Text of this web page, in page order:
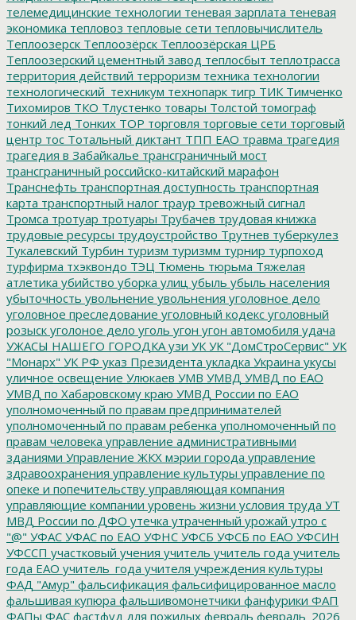
телемедицинские технологии теневая зарплата теневая
экономика тепловоз тепловые сети тепловычислитель
Теплоозерск Теплоозёрск Теплоозёрская ЦРБ
Теплоозерский цементный завод теплосбыт теплотрасса
территория действий терроризм техника технологии
технологический_техникум технопарк тигр ТИК Тимченко
Тихомиров ТКО Тлустенко товары Толстой томограф
тонкий лед Тонких ТОР торговля торговые сети торговый
центр тос Тотальный диктант ТПП ЕАО травма трагедия
трагедия в Забайкалье трансграничный мост
трансграничный российско-китайский марафон
Транснефть транспортная доступность транспортная
карта транспортный налог траур тревожный сигнал
Тромса тротуар тротуары Трубачев трудовая книжка
трудовые ресурсы трудоустройство Трутнев туберкулез
Тукалевский Турбин туризм туризмм турнир турпоход
турфирма тхэквондо ТЭЦ Тюмень тюрьма Тяжелая
атлетика убийство уборка улиц убыль убыль населения
убыточность увольнение увольнения уголовное дело
уголовное преследование уголовный кодекс уголовный
розыск уголоное дело уголь угон угон автомобиля удача
УЖАСЫ НАШЕГО ГОРОДКА узи УК УК "ДомСтроСервис" УК
"Монарх" УК РФ указ Президента укладка Украина укусы
уличное освещение Улюкаев УМВ УМВД УМВД по ЕАО
УМВД по Хабаровскому краю УМВД России по ЕАО
уполномоченный по правам предпринимателей
уполномоченный по правам ребенка уполномоченный по
правам человека управление административными
зданиями Управление ЖКХ мэрии города управление
здравоохранения управление культуры управление по
опеке и попечительству управляющая компания
управляющие компании уровень жизни условия труда УТ
МВД России по ДФО утечка утраченный урожай утро с
"@" УФАС УФАС по ЕАО УФНС УФСБ УФСБ по ЕАО УФСИН
УФССП участковый учения учитель учитель года учитель
года ЕАО учитель_года учителя учреждения культуры
ФАД "Амур" фальсификация фальсифицированное масло
фальшивая купюра фальшивомонетчики фанфурики ФАП
ФАПы ФАС фастфуд для пожилых февраль февраль_2026